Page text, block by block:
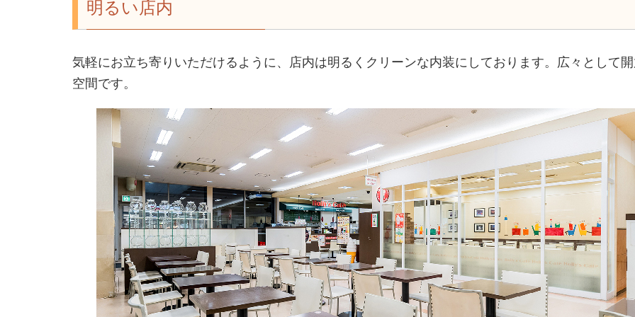
明るい店内
気軽にお立ち寄りいただけるように、店内は明るくクリーンな内装にしております。広々として
空間です。